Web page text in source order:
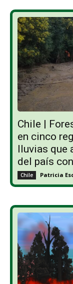
Chile |
en cinco
lluvias que
del país
Chile Patricia